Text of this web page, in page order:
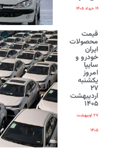
۱۹ خرداد ۱۴۰۵
قیمت
محصولات
ایران‌
خودرو و
سایپا
امروز
یکشنبه
۲۷
اردیبهشت
۱۴۰۵
۲۷ اردیبهشت
۱۴۰۵